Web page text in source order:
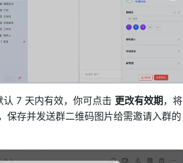
7 天内有效，你可点击 更改有效期，将
保存并发送群二维码图片给需邀请入群的